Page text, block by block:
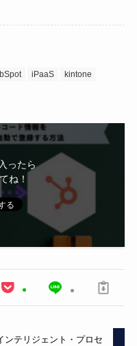
iPaaS
kintone
ったら
ね！
ンテリジェント・プロセ